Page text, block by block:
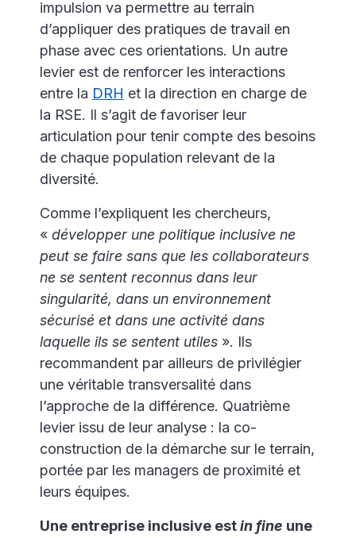
impulsion va permettre au terrain
d’appliquer des pratiques de travail en
phase avec ces orientations. Un autre
levier est de renforcer les interactions
entre la DRH et la direction en charge de
la RSE. Il s’agit de favoriser leur
articulation pour tenir compte des besoins
de chaque population relevant de la
diversité.
Comme l’expliquent les chercheurs,
« développer une politique inclusive ne
peut se faire sans que les collaborateurs
ne se sentent reconnus dans leur
singularité, dans un environnement
sécurisé et dans une activité dans
laquelle ils se sentent utiles ». Ils
recommandent par ailleurs de privilégier
une véritable transversalité dans
l’approche de la différence. Quatrième
levier issu de leur analyse : la co-
construction de la démarche sur le terrain,
portée par les managers de proximité et
leurs équipes.
Une entreprise inclusive estin fine une